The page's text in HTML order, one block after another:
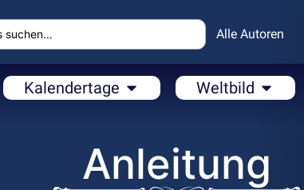
Alle Autoren
Kalendertage Weltbild
Anleitung